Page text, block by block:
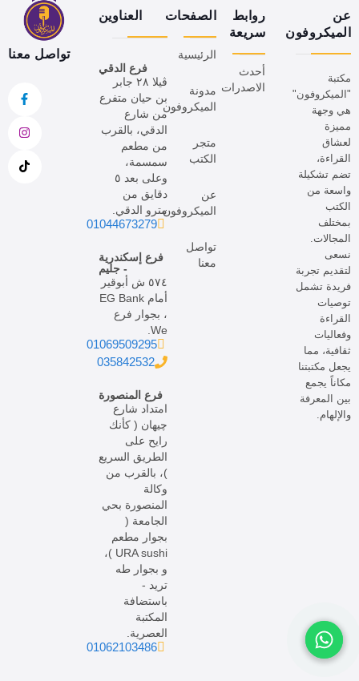
عن
الميكروفون
مكتبة
"الميكروفون"
هي وجهة
مميزة
لعشاق
القراءة،
تضم تشكيلة
واسعة من
الكتب
بمختلف
المجالات.
نسعى
لتقديم تجربة
فريدة تشمل
توصيات
القراءة
وفعاليات
ثقافية، مما
يجعل مكتبتنا
مكاناً يجمع
بين المعرفة
والإلهام.
روابط
سريعة
أحدث
الاصدرات
الصفحات
الرئيسية
مدونة
الميكروفون
متجر
الكتب
عن
الميكروفون
تواصل
معنا
العناوين
فرع الدقي
ڤيلا ٢٨ جابر
بن حيان متفرع
من شارع
الدقي، بالقرب
من مطعم
سمسمة،
وعلى بعد ٥
دقايق من
مترو الدقي.
01044673279
فرع إسكندرية
- جليم
٥٧٤ ش أبوقير
أمام EG Bank
، بجوار فرع
We.
01069509295
035842532
فرع المنصورة
امتداد شارع
چيهان ( كأنك
رايح على
الطريق السريع
)، بالقرب من
وكالة
المنصورة بحي
الجامعة (
بجوار مطعم
URA sushi )،
و بجوار طه
تريد -
باستضافة
المكتبة
العصرية.
01062103486
تواصل معنا